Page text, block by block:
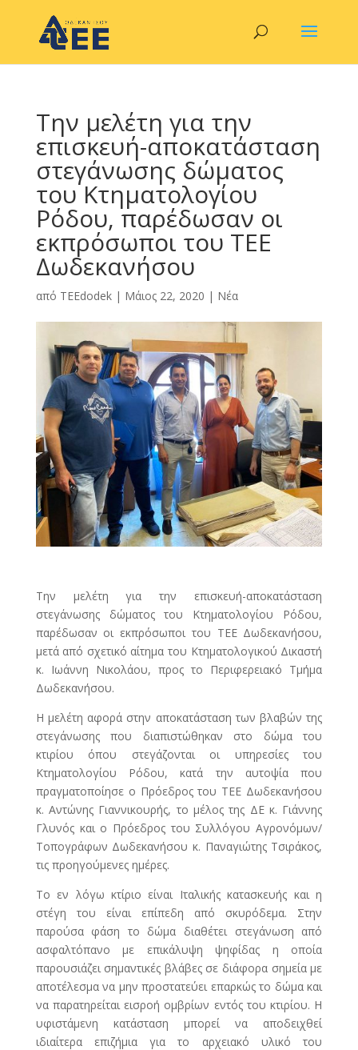
Την μελέτη για την
επισκευή-αποκατάσταση
στεγάνωσης δώματος
του Κτηματολογίου
Ρόδου, παρέδωσαν οι
εκπρόσωποι του ΤΕΕ
Δωδεκανήσου
από TEEdodek| Μάιος 22, 2020 | Νέα
Την μελέτη για την επισκευή-αποκατάσταση
στεγάνωσης δώματος του Κτηματολογίου Ρόδου,
παρέδωσαν οι εκπρόσωποι του ΤΕΕ Δωδεκανήσου,
μετά από σχετικό αίτημα του Κτηματολογικού Δικαστή
κ. Ιωάννη Νικολάου, προς το Περιφερειακό Τμήμα
Δωδεκανήσου.
Η μελέτη αφορά στην αποκατάσταση των βλαβών της
στεγάνωσης που διαπιστώθηκαν στο δώμα του
κτιρίου όπου στεγάζονται οι υπηρεσίες του
Κτηματολογίου Ρόδου, κατά την αυτοψία που
πραγματοποίησε ο Πρόεδρος του ΤΕΕ Δωδεκανήσου
κ. Αντώνης Γιαννικουρής, το μέλος της ΔΕ κ. Γιάννης
Γλυνός και ο Πρόεδρος του Συλλόγου Αγρονόμων/
Τοπογράφων Δωδεκανήσου κ. Παναγιώτης Τσιράκος,
τις προηγούμενες ημέρες.
Το εν λόγω κτίριο είναι Ιταλικής κατασκευής και η
στέγη του είναι επίπεδη από σκυρόδεμα. Στην
παρούσα φάση το δώμα διαθέτει στεγάνωση από
ασφαλτόπανο με επικάλυψη ψηφίδας η οποία
παρουσιάζει σημαντικές βλάβες σε διάφορα σημεία με
αποτέλεσμα να μην προστατεύει επαρκώς το δώμα και
να παρατηρείται εισροή ομβρίων εντός του κτιρίου. Η
υφιστάμενη κατάσταση μπορεί να αποδειχθεί
ιδιαίτερα επιζήμια για το αρχειακό υλικό του